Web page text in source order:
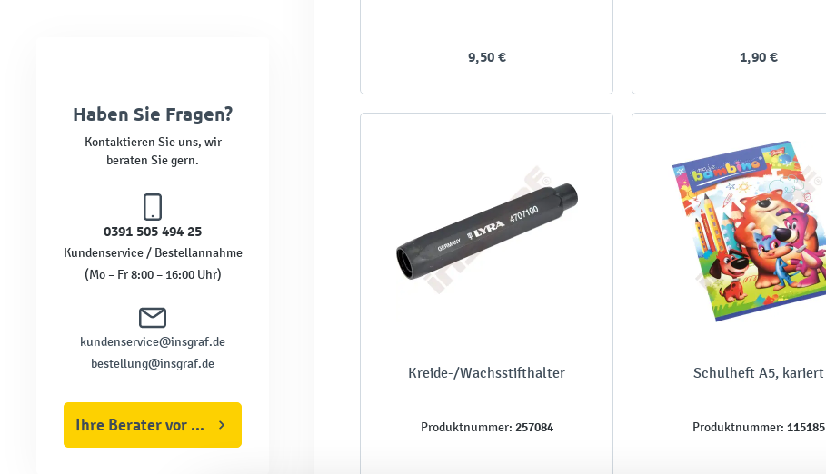
Haben Sie Fragen?
Kontaktieren Sie uns, wir
beraten Sie gern.
0391 505 494 25
Kundenservice / Bestellannahme
(Mo – Fr 8:00 – 16:00 Uhr)
kundenservice@insgraf.de
bestellung@insgraf.de
Ihre Berater vor Ort
9,50 € 1,90 €
Kreide-/Wachsstifthalter
Produktnummer: 257084
Schulheft A5, kariert
Produktnummer: 115185